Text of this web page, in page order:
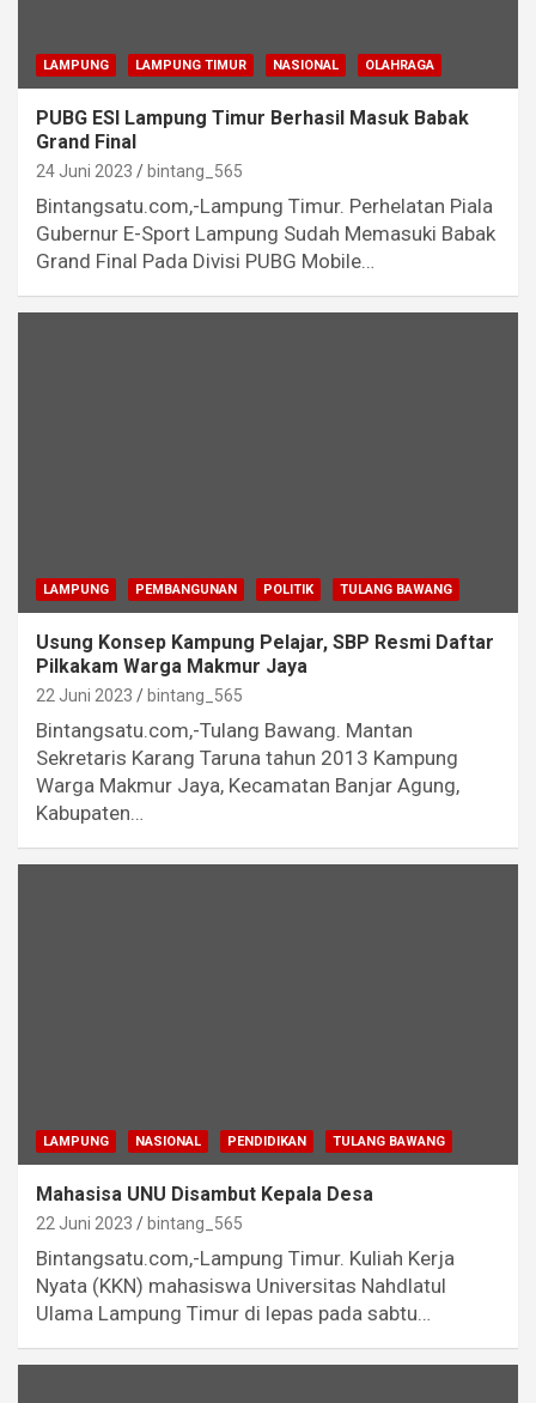
LAMPUNG LAMPUNG TIMUR NASIONAL OLAHRAGA
PUBG ESI Lampung Timur Berhasil Masuk Babak
Grand Final
24 Juni 2023 bintang_565
Bintangsatu.com,-Lampung Timur. Perhelatan Piala
Gubernur E-Sport Lampung Sudah Memasuki Babak
Grand Final Pada Divisi PUBG Mobile…
LAMPUNG PEMBANGUNAN POLITIK TULANG BAWANG
Usung Konsep Kampung Pelajar, SBP Resmi Daftar
Pilkakam Warga Makmur Jaya
22 Juni 2023 bintang_565
Bintangsatu.com,-Tulang Bawang. Mantan
Sekretaris Karang Taruna tahun 2013 Kampung
Warga Makmur Jaya, Kecamatan Banjar Agung,
Kabupaten…
LAMPUNG NASIONAL PENDIDIKAN TULANG BAWANG
Mahasisa UNU Disambut Kepala Desa
22 Juni 2023 bintang_565
Bintangsatu.com,-Lampung Timur. Kuliah Kerja
Nyata (KKN) mahasiswa Universitas Nahdlatul
Ulama Lampung Timur di lepas pada sabtu…